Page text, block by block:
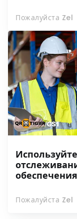
Пожалуйста Zel
Пожалуйста Zel